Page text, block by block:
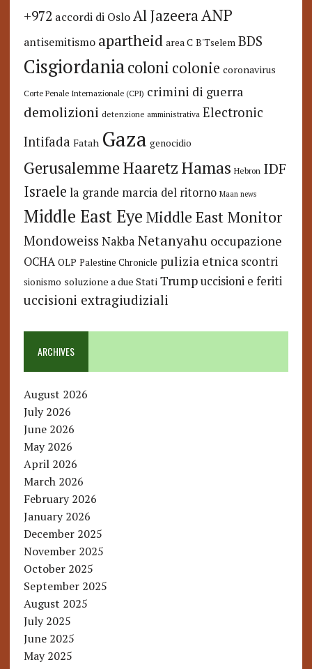
+972 accordi di Oslo Al JazeeraANP
antisemitismo apartheid area C B'Tselem BDS
Cisgiordaniacoloni colonie coronavirus
Corte Penale Internazionale (CPI) crimini di guerra
demolizioni detenzione amministrativa Electronic
Intifada Fatah Gaza genocidio
GerusalemmeHaaretzHamas Hebron IDF
Israele la grande marcia del ritorno Maan news
Middle East Eye Middle East Monitor
Mondoweiss Nakba Netanyahu occupazione
OCHA OLP Palestine Chronicle pulizia etnica scontri
sionismo soluzione a due Stati Trump uccisioni e feriti
uccisioni extragiudiziali
ARCHIVES
August 2026
July 2026
June 2026
May 2026
April 2026
March 2026
February 2026
January 2026
December 2025
November 2025
October 2025
September 2025
August 2025
July 2025
June 2025
May 2025